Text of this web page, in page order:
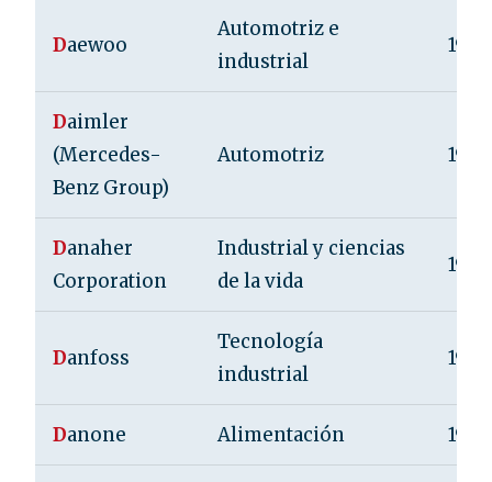
Daewoo
Automotriz e
industrial
1967
Daimler
(Mercedes-
Benz Group)
Automotriz 1926
Danaher
Corporation
Industrial y ciencias
de la vida
1969
Danfoss
Tecnología
industrial
1933
Danone Alimentación 1919